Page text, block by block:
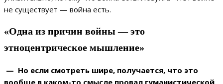
не существует — война есть.
«Одна из причин войны — это
этноцентрическое мышление»
— Но если смотреть шире, получается, что это